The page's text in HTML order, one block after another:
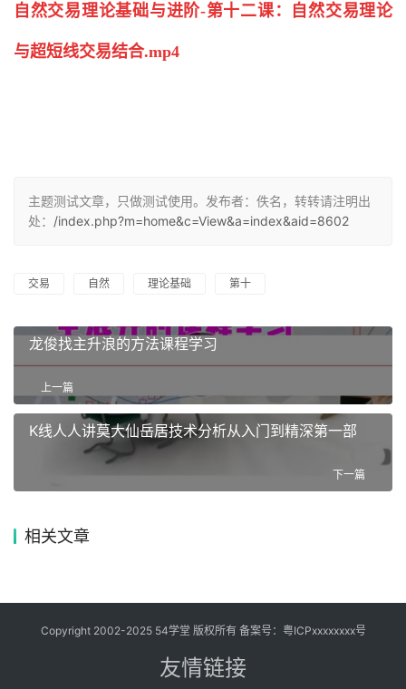
自然交易理论基础与进阶-第十二课：自然交易理论
与超短线交易结合.mp4
主题测试文章，只做测试使用。发布者：佚名，转转请注明出
处： /index.php?m=home&c=View&a=index&aid=8602
交易 自然 理论基础 第十
龙俊找主升浪的方法课程学习
上一篇
K线人人讲莫大仙岳居技术分析从入门到精深第一部
下一篇
相关文章
Copyright 2002-2025 54学堂 版权所有 备案号： 粤ICPxxxxxxxx号
友情链接